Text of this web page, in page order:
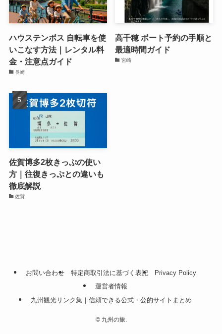
ハウステンボス 自転車を使
いこなす方法｜レンタル料
金・注意点ガイド
長崎
高千穂 ボート予約の手順と
最適時間ガイド
宮崎
佐賀博多2枚きっぷの使い
方｜往復きっぷとの違いも
徹底解説
佐賀
お問い合わせ 特定商取引法に基づく表記
Privacy Policy
運営者情報
九州観光リンク集｜信頼できる公式・公的サイトまとめ
©九州の旅.